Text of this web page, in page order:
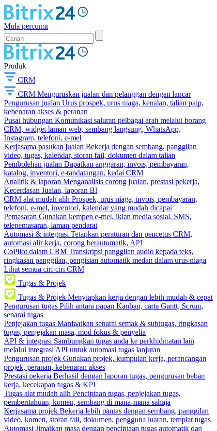
Mula percuma
Produk
CRM
CRM Menguruskan jualan dan pelanggan dengan lancar
Pengurusan jualan Urus prospek, urus niaga, kenalan, talian paip,
kebenaran akses & peranan
Pusat hubungan Komunikasi saluran pelbagai arah melalui borang
CRM, widget laman web, sembang langsung, WhatsApp,
Instagram, telefoni, e-mel
Kerjasama pasukan jualan Bekerja dengan sembang, panggilan
video, tugas, kalendar, storan fail, dokumen dalam talian
Pembolehan jualan Dapatkan anggaran, invois, pembayaran,
katalog, inventori, e-tandatangan, kedai CRM
Analitik & laporan Menganalisis corong jualan, prestasi pekerja,
Kecerdasan Jualan, laporan BI
CRM alat mudah alih Prospek, urus niaga, invois, pembayaran,
telefoni, e-mel, inventori, kalendar yang mudah dicapai
Pemasaran Gunakan kempen e-mel, iklan media sosial, SMS,
telepemasaran, laman pendarat
Automasi & integrasi Tetapkan peraturan dan pencetus CRM,
automasi alir kerja, corong berautomatik, API
CoPilot dalam CRM Transkripsi panggilan audio kepada teks,
ringkasan panggilan, pengisian automatik medan dalam urus niaga
Lihat semua ciri-ciri CRM
Tugas & Projek
Tugas & Projek Menyiapkan kerja dengan lebih mudah & cepat
Pengurusan tugas Pilih antara papan Kanban, carta Gantt, Scrum,
senarai tugas
Penjejakan tugas Manfaatkan senarai semak & subtugas, ringkasan
tugas, penjejakan masa, mod fokus & penyelia
API & integrasi Sambungkan tugas anda ke perkhidmatan lain
melalui integrasi API untuk automasi tugas lanjutan
Pengurusan projek Gunakan projek, kumpulan kerja, perancangan
projek, peranan, kebenaran akses
Prestasi pekerja Berhasil dengan laporan tugas, pengurusan beban
kerja, kecekapan tugas & KPI
Tugas alat mudah alih Penciptaan tugas, penjejakan tugas,
pemberitahuan, komen, sembang di mana-mana sahaja
Kerjasama projek Bekerja lebih pantas dengan sembang, panggilan
video, komen, storan fail, dokumen, pengguna luaran, templat tugas
Automasi Jimatkan masa dengan penciptaan tugas automatik dan